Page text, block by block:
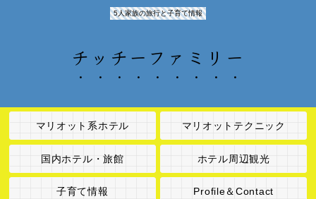
5人家族の旅行と子育て情報
チッチーファミリー
マリオット系ホテル マリオットテクニック
国内ホテル・旅館 ホテル周辺観光
子育て情報 Profile＆Contact